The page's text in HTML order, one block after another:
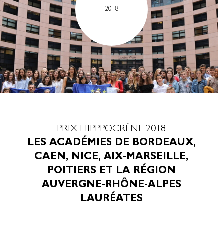
2018
PRIX HIPPPOCRÈNE 2018
LES ACADÉMIES DE BORDEAUX,
CAEN, NICE, AIX-MARSEILLE,
POITIERS ET LA RÉGION
AUVERGNE-RHÔNE-ALPES
LAURÉATES